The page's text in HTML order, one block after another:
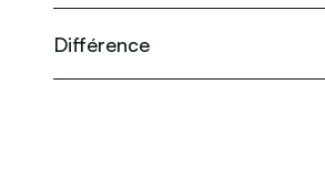
Différence